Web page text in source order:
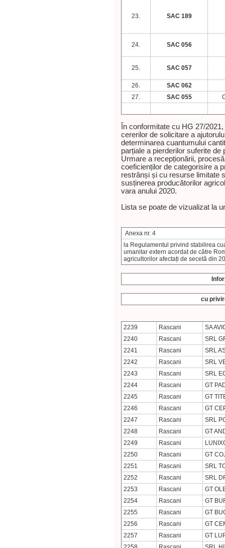
23. SAC 189
24. SAC 056
25. SAC 057
26.
SAC 062
27.
SAC 055
În conformitate cu HG 27/
cererilor de solicitare a
determinarea cuantumului
parțiale a pierderilor suferite de
Urmare a recepționării,
coeficienților de categorisire a
restrânși și cu resurse limitate
susținerea producătorilor
vara anului 2020.
Lista se poate de vizualizat la
Anexa nr. 4
la Regulamentul privind stabilirea
umanitar extern acordat de către
agricultorilor afectați de secetă din
cu
2239 Rascani
SA
2240
Rascani
SRL
2241
Rascani
SRL
2242
Rascani
SRL
2243
Rascani
SRL
2244
Rascani
GT
2245
Rascani
GT
2246
Rascani
GT
2247
Rascani
SRL
2248
Rascani
GT
2249
Rascani
2250
Rascani
GT
2251
Rascani
SRL
2252
Rascani
SRL
2253
Rascani
GT
2254
Rascani
GT
2255
Rascani
GT
2256
Rascani
GT
2257
Rascani
GT